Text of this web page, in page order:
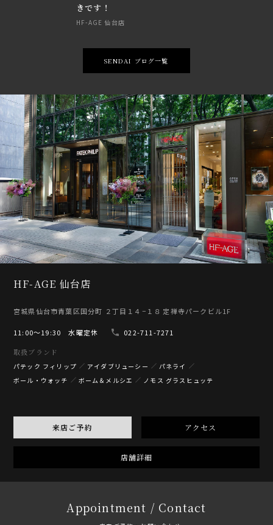
きです！
HF-AGE 仙台店
SENDAI ブログ一覧
HF-AGE 仙台店
宮城県仙台市青葉区国分町 ２丁目１４−１８ 定禅寺パークビル1F
11:00〜19:30 水曜定休
022-711-7271
取扱ブランド
パテック フィリップ アイダブリューシー
パネライ
ボール・ウォッチ
ボーム＆メルシエ ノモス グラスヒュッテ
来店ご予約 アクセス
店舗詳細
Appointment / Contact